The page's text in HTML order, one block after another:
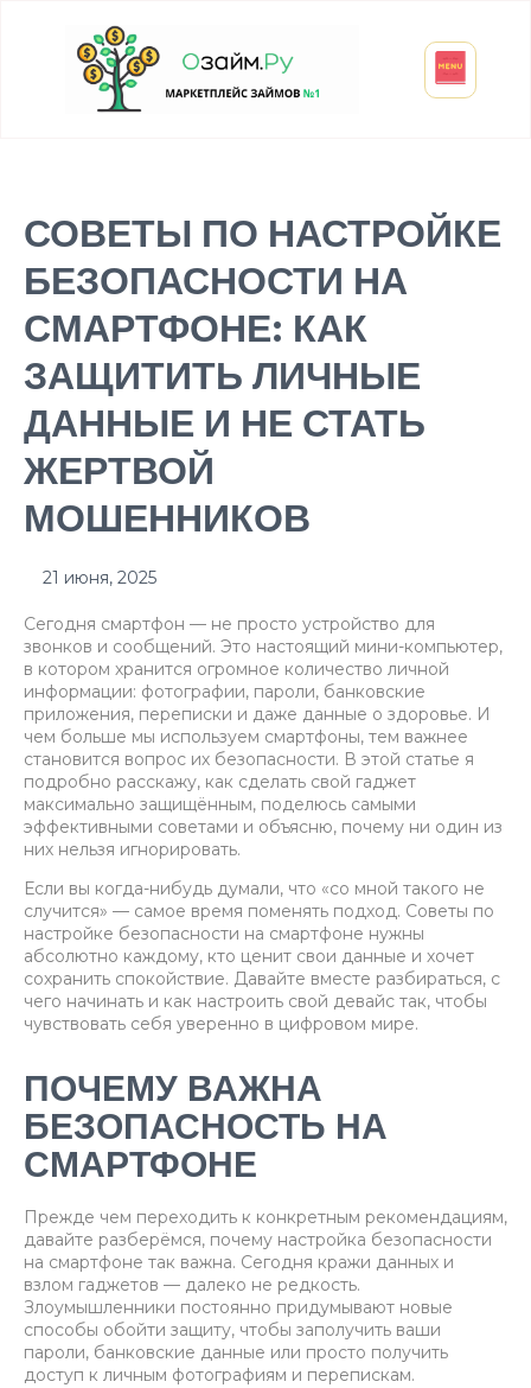
СОВЕТЫ ПО НАСТРОЙКЕ
БЕЗОПАСНОСТИ НА
СМАРТФОНЕ: КАК
ЗАЩИТИТЬ ЛИЧНЫЕ
ДАННЫЕ И НЕ СТАТЬ
ЖЕРТВОЙ
МОШЕННИКОВ
21 июня, 2025
Сегодня смартфон — не просто устройство для
звонков и сообщений. Это настоящий мини-компьютер,
в котором хранится огромное количество личной
информации: фотографии, пароли, банковские
приложения, переписки и даже данные о здоровье. И
чем больше мы используем смартфоны, тем важнее
становится вопрос их безопасности. В этой статье я
подробно расскажу, как сделать свой гаджет
максимально защищённым, поделюсь самыми
эффективными советами и объясню, почему ни один из
них нельзя игнорировать.
Если вы когда-нибудь думали, что «со мной такого не
случится» — самое время поменять подход. Советы по
настройке безопасности на смартфоне нужны
абсолютно каждому, кто ценит свои данные и хочет
сохранить спокойствие. Давайте вместе разбираться, с
чего начинать и как настроить свой девайс так, чтобы
чувствовать себя уверенно в цифровом мире.
ПОЧЕМУ ВАЖНА
БЕЗОПАСНОСТЬ НА
СМАРТФОНЕ
Прежде чем переходить к конкретным рекомендациям,
давайте разберёмся, почему настройка безопасности
на смартфоне так важна. Сегодня кражи данных и
взлом гаджетов — далеко не редкость.
Злоумышленники постоянно придумывают новые
способы обойти защиту, чтобы заполучить ваши
пароли, банковские данные или просто получить
доступ к личным фотографиям и перепискам.